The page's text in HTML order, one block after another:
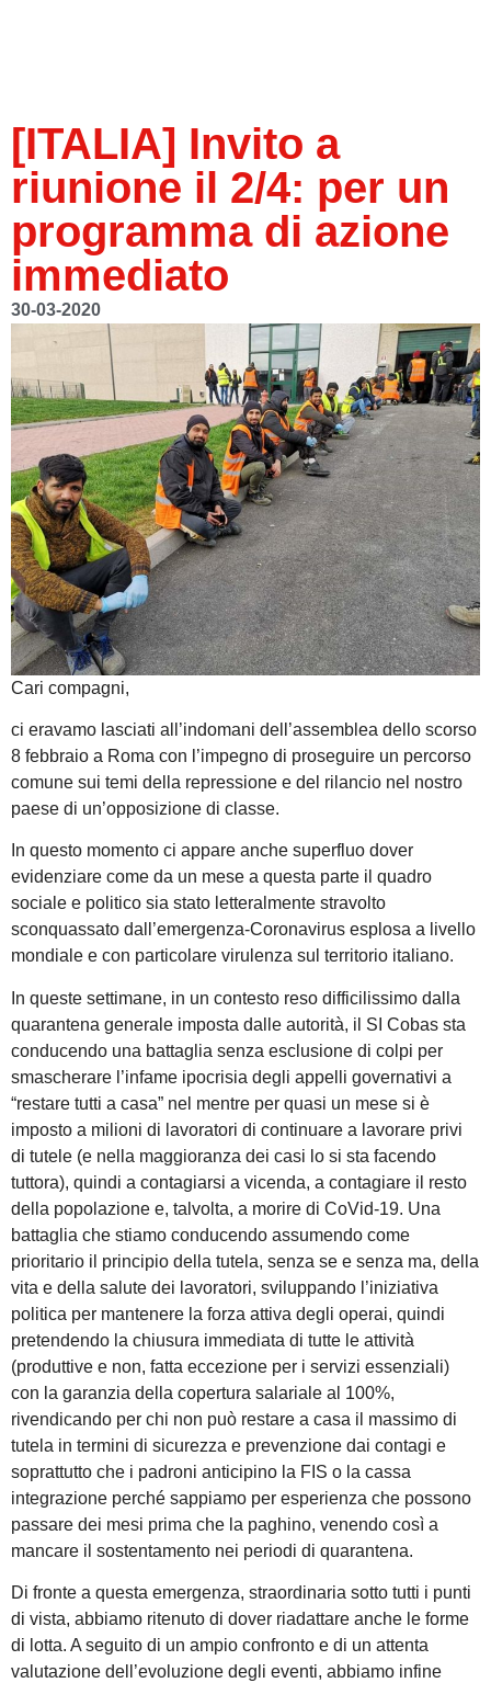
[ITALIA] Invito a
riunione il 2/4: per un
programma di azione
immediato
30-03-2020
Cari compagni,
ci eravamo lasciati all’indomani dell’assemblea dello scorso
8 febbraio a Roma con l’impegno di proseguire un percorso
comune sui temi della repressione e del rilancio nel nostro
paese di un’opposizione di classe.
In questo momento ci appare anche superfluo dover
evidenziare come da un mese a questa parte il quadro
sociale e politico sia stato letteralmente stravolto
sconquassato dall’emergenza-Coronavirus esplosa a livello
mondiale e con particolare virulenza sul territorio italiano.
In queste settimane, in un contesto reso difficilissimo dalla
quarantena generale imposta dalle autorità, il SI Cobas sta
conducendo una battaglia senza esclusione di colpi per
smascherare l’infame ipocrisia degli appelli governativi a
“restare tutti a casa” nel mentre per quasi un mese si è
imposto a milioni di lavoratori di continuare a lavorare privi
di tutele (e nella maggioranza dei casi lo si sta facendo
tuttora), quindi a contagiarsi a vicenda, a contagiare il resto
della popolazione e, talvolta, a morire di CoVid-19. Una
battaglia che stiamo conducendo assumendo come
prioritario il principio della tutela, senza se e senza ma, della
vita e della salute dei lavoratori, sviluppando l’iniziativa
politica per mantenere la forza attiva degli operai, quindi
pretendendo la chiusura immediata di tutte le attività
(produttive e non, fatta eccezione per i servizi essenziali)
con la garanzia della copertura salariale al 100%,
rivendicando per chi non può restare a casa il massimo di
tutela in termini di sicurezza e prevenzione dai contagi e
soprattutto che i padroni anticipino la FIS o la cassa
integrazione perché sappiamo per esperienza che possono
passare dei mesi prima che la paghino, venendo così a
mancare il sostentamento nei periodi di quarantena.
Di fronte a questa emergenza, straordinaria sotto tutti i punti
di vista, abbiamo ritenuto di dover riadattare anche le forme
di lotta. A seguito di un ampio confronto e di un attenta
valutazione dell’evoluzione degli eventi, abbiamo infine